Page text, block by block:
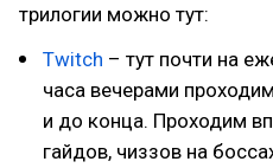
трилогии можно тут:
Twitch – тут почти на
часа вечерами
и до конца. Проходим
гайдов, чиззов на